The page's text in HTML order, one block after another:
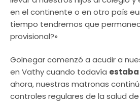
en el continente o en otro país
tiempo tendremos que
provisional?»
Golnegar comenzó a acudir a
en Vathy cuando todavía
ahora, nuestras matronas
controles regulares de la salud